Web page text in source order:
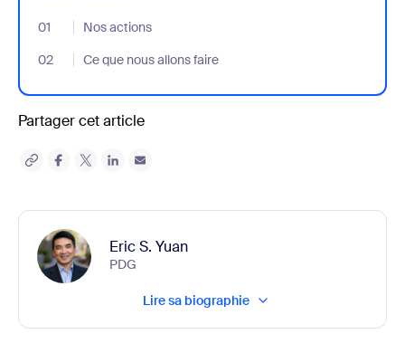
01 Nos actions
- Jumplink to Nos actions
02
Ce que nous allons faire
- Jumplink to Ce que nous allons faire
Partager cet article
Eric S. Yuan
PDG
Lire sa biographie